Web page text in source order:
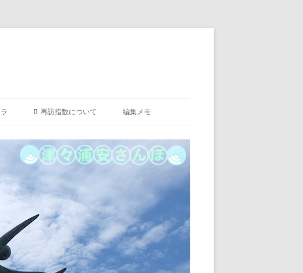
PENTAX HD DA35MMF2.8 MACRO
LIMITED
X-A1 プレミアムホワイト XF18MM F2 R
再訪指数について 編集メモ